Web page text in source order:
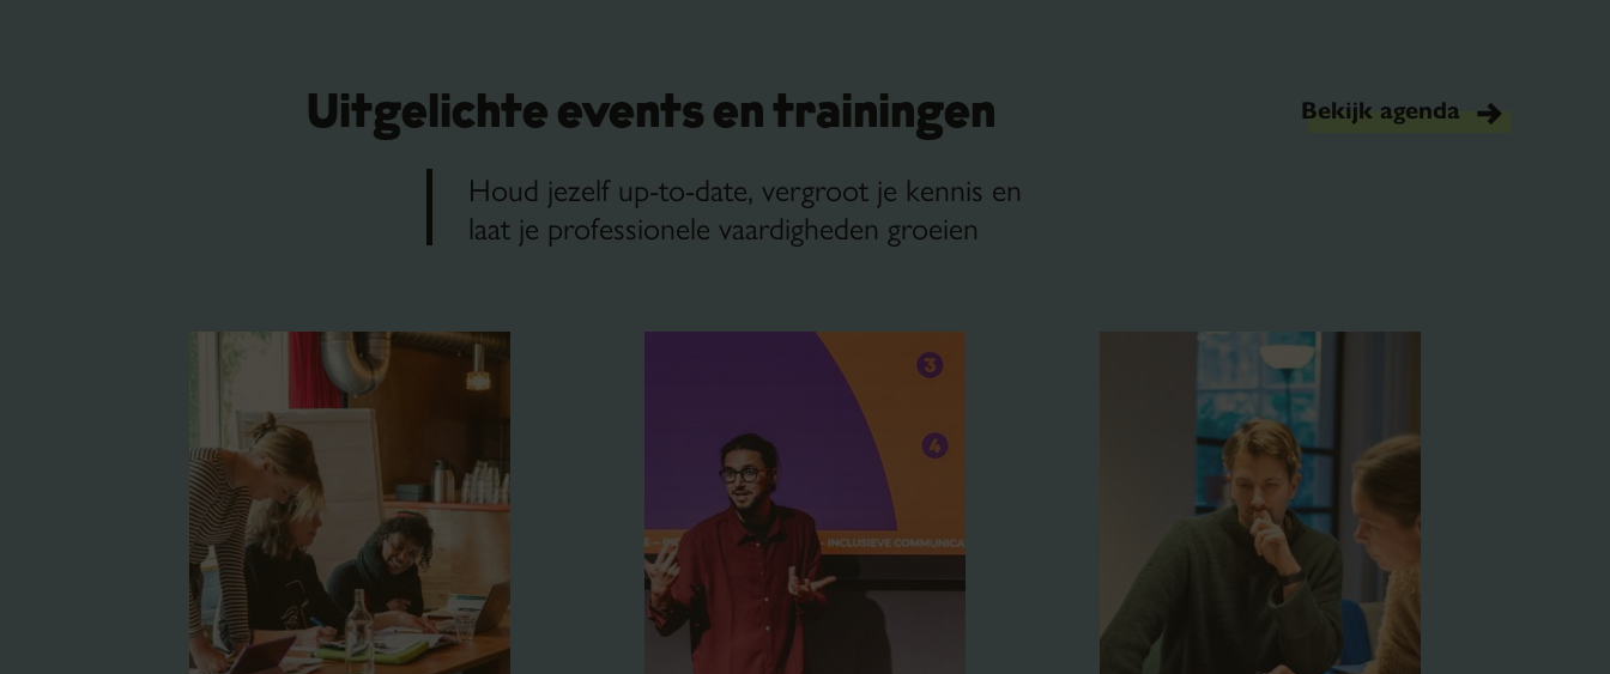
Bekijk agenda
Uitgelichte events en trainingen
Houd jezelf up-to-date, vergroot je kennis en
laat je professionele vaardigheden groeien